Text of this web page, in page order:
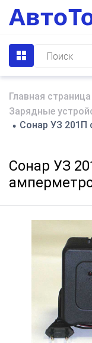
Главная страница
Зарядные
• Сонар УЗ 201П
Сонар УЗ